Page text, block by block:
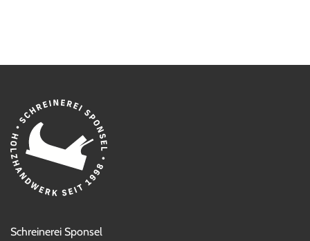
Schreinerei Sponsel